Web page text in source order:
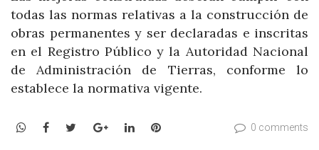
todas las normas relativas a la construcción de
obras permanentes y ser declaradas e inscritas
en el Registro Público y la Autoridad Nacional
de Administración de Tierras, conforme lo
establece la normativa vigente.
WhatsApp
Facebook
TwitterGoogle+LinkedInPinterest 0 comments